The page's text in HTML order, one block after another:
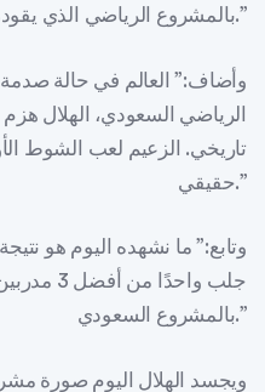
بالمشروع الرياضي الذي يقوده سمو ولي العهد.”
وأضاف:” العالم في حالة
الرياضي السعودي، الهلال
تاريخي. الزعيم لعب الشوط
حقيقي.”
وتابع:” ما نشهده اليوم هو
جلب
بالمشروع السعودي.”
ويجسد الهلال اليوم صورة